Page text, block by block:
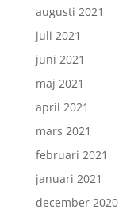
augusti 2021
juli 2021
juni 2021
maj 2021
april 2021
mars 2021
februari 2021
januari 2021
december 2020